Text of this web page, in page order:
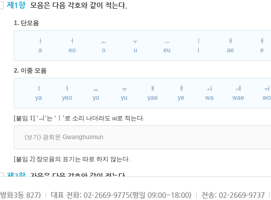
제1항 모음은 다음 각호와 같이 적는다.
1. 단모음
ㅏ
a
ㅓ
eo
ㅗ
o
ㅜ
u
ㅡ
eu
i
ㅐ
ae
ㅔ
e
2. 이중 모음
ㅑ
ya
ㅕ
yeo
ㅛ
yo
ㅠ
yu
ㅒ
yae
ㅖ
ye
ㅘ
wa
ㅙ
wae
ㅝ
wo
[붙임 1] ‘ㅢ’는 ‘ㅣ’로 소리 나더라도 ui로 적는다.
(보기) 광희문 Gwanghuimun
[붙임 2] 장모음의 표기는 따로 하지 않는다.
제2항 자음은 다음 각호와 같이 적는다.
1. 파열음
화3동 827) 대표 전화: 02-2669-9775(평일 09:00~18:00) 전송: 02-2669-9737